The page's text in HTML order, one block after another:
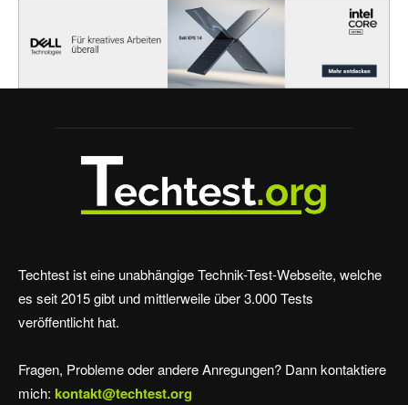
Techtest ist eine unabhängige Technik-Test-Webseite, welche
es seit 2015 gibt und mittlerweile über 3.000 Tests
veröffentlicht hat.
Fragen, Probleme oder andere Anregungen? Dann kontaktiere
mich: kontakt@techtest.org